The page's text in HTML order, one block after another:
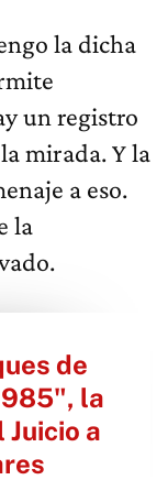
la dicha
un registro
mirada. Y la
a eso.
la
de
la
a